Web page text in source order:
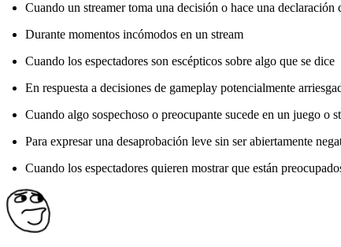
Cuando un streamer toma una decisión o hace una declaración
Durante momentos incómodos en un stream
Cuando los espectadores son escépticos sobre algo que se dice
En respuesta a decisiones de gameplay potencialmente
Cuando algo sospechoso o preocupante sucede en un juego o
Para expresar una desaprobación leve sin ser abiertamente
Cuando los espectadores quieren mostrar que están